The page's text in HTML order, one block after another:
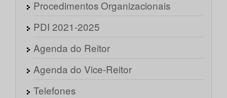
Procedimentos Organizacionais
PDI 2021-2025
Agenda do Reitor
Agenda do Vice-Reitor
Telefones